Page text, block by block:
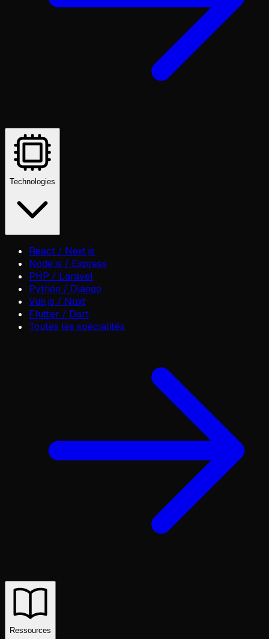
Technologies
React / Next.js
Node.js / Express
PHP / Laravel
Python / Django
Vue.js / Nuxt
Flutter / Dart
Toutes les spécialités
Ressources